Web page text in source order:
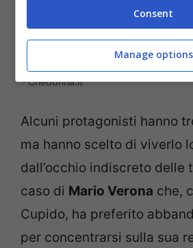
– Chedonna.it
Alcuni protagonisti hanno
ma hanno scelto di viverlo
dall’occhio indiscreto delle
caso di Mario Verona che,
Cupido, ha preferito
per concentrarsi sulla sua
Consent
Manage options